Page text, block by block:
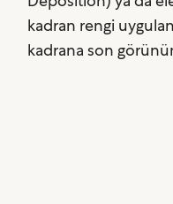
kadran rengi
kadrana son